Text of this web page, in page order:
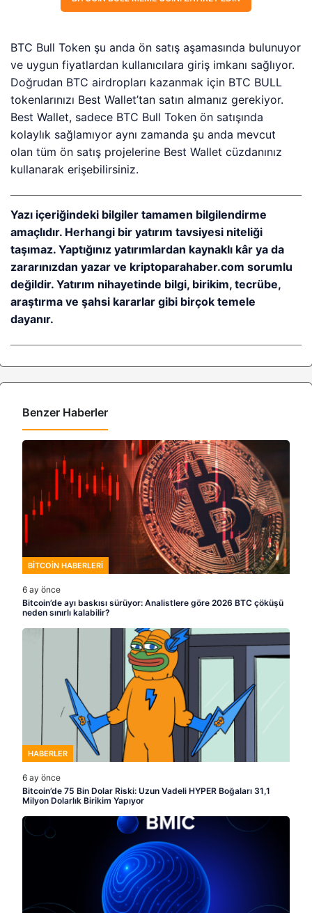
BTC Bull Token şu anda ön satış aşamasında bulunuyor
ve uygun fiyatlardan kullanıcılara giriş imkanı sağlıyor.
Doğrudan BTC airdropları kazanmak için BTC BULL
tokenlarınızı Best Wallet’tan satın almanız gerekiyor.
Best Wallet, sadece BTC Bull Token ön satışında
kolaylık sağlamıyor aynı zamanda şu anda mevcut
olan tüm ön satış projelerine Best Wallet cüzdanınız
kullanarak erişebilirsiniz.
Yazı içeriğindeki bilgiler tamamen bilgilendirme
amaçlıdır. Herhangi bir yatırım tavsiyesi niteliği
taşımaz. Yaptığınız yatırımlardan kaynaklı kâr ya da
zararınızdan yazar ve kriptoparahaber.com sorumlu
değildir. Yatırım nihayetinde bilgi, birikim, tecrübe,
araştırma ve şahsi kararlar gibi birçok temele
dayanır.
Benzer Haberler
BITCOIN HABERLERI
6 ay önce
Bitcoin’de ayı baskısı sürüyor: Analistlere göre 2026 BTC çöküşü
neden sınırlı kalabilir?
HABERLER
6 ay önce
Bitcoin’de 75 Bin Dolar Riski: Uzun Vadeli HYPER Boğaları 31,1
Milyon Dolarlık Birikim Yapıyor